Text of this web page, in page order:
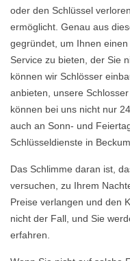
oder den Schlüssel
ermöglicht. Genau aus
gegründet, um Ihnen
Service zu bieten, der Sie
können wir Schlösser
anbieten, unsere
können bei uns nicht nur
auch an Sonn- und
Schlüsseldienste in
Das Schlimme daran ist,
versuchen, zu Ihrem
Preise verlangen und den
nicht der Fall, und Sie
erfahren.